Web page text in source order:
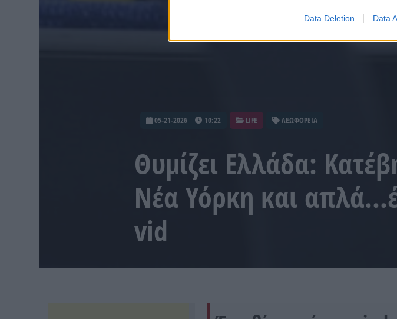
Data Deletion Data
05-21-2026 10:22 LIFE ΛΕΩΦΟΡΕΙΑ
Θυμίζει Ελλάδα:
Νέα Υόρκη και
vid